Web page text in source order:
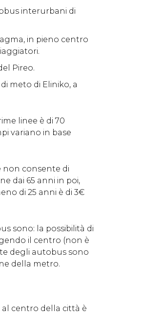
interurbani di
in pieno centro
Pireo.
meto di Eliniko, a
linee è di 70
variano in base
non consente di
dai 65 anni in poi,
di 25 anni è di 3€
sono: la possibilità di
il centro (non è
degli autobus sono
della metro.
centro della città è